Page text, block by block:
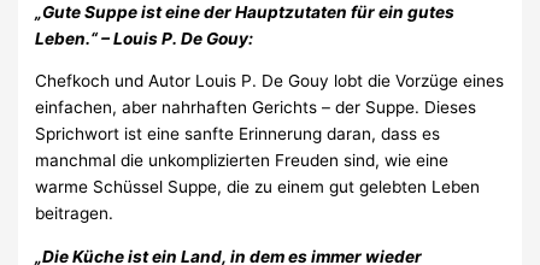
„Gute Suppe ist eine der Hauptzutaten für ein gutes
Leben.“ – Louis P. De Gouy:
Chefkoch und Autor Louis P. De Gouy lobt die Vorzüge eines
einfachen, aber nahrhaften Gerichts – der Suppe. Dieses
Sprichwort ist eine sanfte Erinnerung daran, dass es
manchmal die unkomplizierten Freuden sind, wie eine
warme Schüssel Suppe, die zu einem gut gelebten Leben
beitragen.
„Die Küche ist ein Land, in dem es immer wieder